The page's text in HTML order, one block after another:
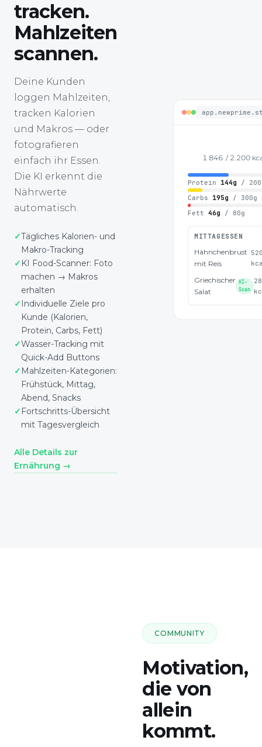
tracken.
Mahlzeiten
scannen.
Deine Kunden
loggen Mahlzeiten,
tracken Kalorien
und Makros — oder
fotografieren
einfach ihr Essen.
Die KI erkennt die
Nährwerte
automatisch.
Tägliches Kalorien- und
Makro-Tracking
KI Food-Scanner: Foto
machen → Makros
erhalten
Individuelle Ziele pro
Kunde (Kalorien,
Protein, Carbs, Fett)
Wasser-Tracking mit
Quick-Add Buttons
Mahlzeiten-Kategorien:
Frühstück, Mittag,
Abend, Snacks
Fortschritts-Übersicht
mit Tagesvergleich
Alle Details zur
Ernährung →
1.847 / 2.200
Protein 144g /
Carbs 195g / 300g
Fett46g / 80g
MITTAGESSEN
Hähnchenbrust
mit Reis
Griechischer
Salat
KI-
Scan
COMMUNITY
Motivation,
die von
allein
kommt.